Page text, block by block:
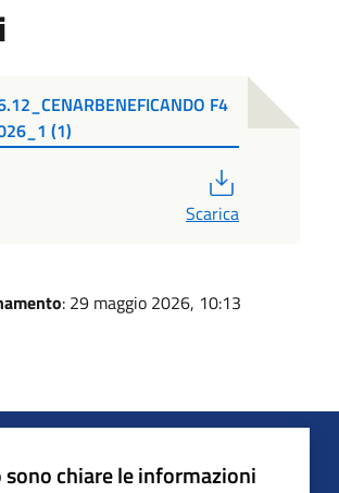
F4
(1)
Scarica
: 29 maggio 2026, 10:13
sono chiare le informazioni